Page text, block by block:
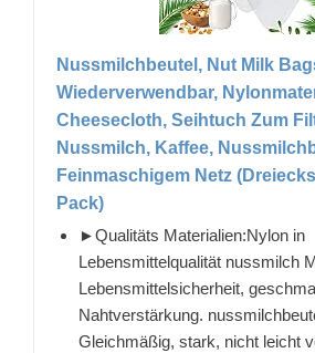
Nussmilchbeutel, Nut Milk
Wiederverwendbar,
Cheesecloth, Seihtuch Zum
Nussmilch, Kaffee,
Feinmaschigem Netz
Pack)
►Qualitäts Materialien:Nylon in
Lebensmittelqualität nussmilch
Lebensmittelsicherheit,
Nahtverstärkung.
Gleichmäßig, stark, nicht leicht